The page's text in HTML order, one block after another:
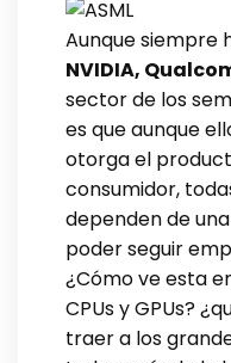
Aunque siempre
NVIDIA,
sector de los
es que aunque
otorga el
consumidor,
dependen de
poder seguir
¿Cómo ve esta
CPUs y GPUs?
traer a los